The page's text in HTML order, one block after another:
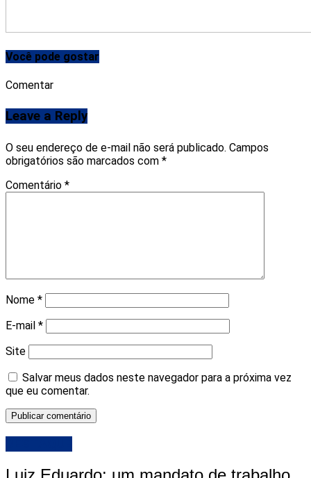
Você pode gostar
Comentar
Leave a Reply
O seu endereço de e-mail não será publicado. Campos
obrigatórios são marcados com *
Comentário *
Nome *
E-mail *
Site
Salvar meus dados neste navegador para a próxima vez
que eu comentar.